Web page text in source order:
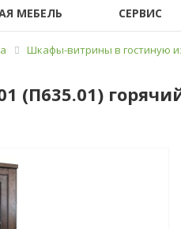
МЕБЕЛЬ СЕРВИС
Шкафы-витрины в гостиную
(П635.01)